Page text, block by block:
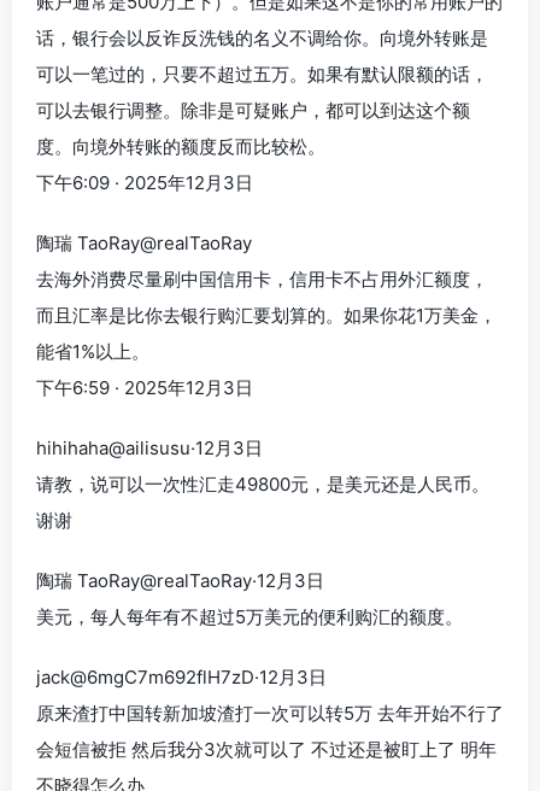
话，银行会以反诈反洗钱的名义不调给你。向境外转账是
可以一笔过的，只要不超过五万。如果有默认限额的话，
可以去银行调整。除非是可疑账户，都可以到达这个额
度。向境外转账的额度反而比较松。
下午6:09 · 2025年12月3日
陶瑞 TaoRay@realTaoRay
去海外消费尽量刷中国信用卡，信用卡不占用外汇额度，
而且汇率是比你去银行购汇要划算的。如果你花1万美金，
能省1%以上。
下午6:59 · 2025年12月3日
hihihaha@ailisusu·12月3日
请教，说可以一次性汇走49800元，是美元还是人民币。
谢谢
陶瑞 TaoRay@realTaoRay·12月3日
美元，每人每年有不超过5万美元的便利购汇的额度。
jack@6mgC7m692flH7zD·12月3日
原来渣打中国转新加坡渣打一次可以转5万 去年开始不行了
会短信被拒 然后我分3次就可以了 不过还是被盯上了 明年
不晓得怎么办